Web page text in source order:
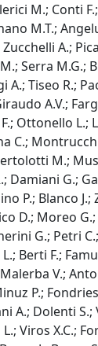
M.;
M.T.;
A.;
Serra
Tiseo R.;
A.V.;
Ottonello
C.;
M.;
G.;
P.; Blanco
Moreo
G.; Petri
Berti F.;
V.;
P.;
A.; Dolenti
Viros X.C.;